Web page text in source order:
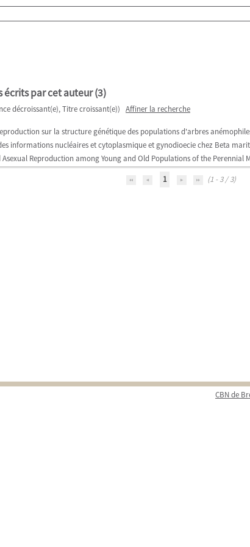
écrits par cet auteur (3)
décroissant(e), Titre croissant(e)) Affiner la recherche
sur la structure génétique des populations d'arbres
informations nucléaires et cytoplasmique et gynodioecie chez Beta
Reproduction among Young and Old Populations of the Perennial
1
(1 - 3 / 3)
CBN de